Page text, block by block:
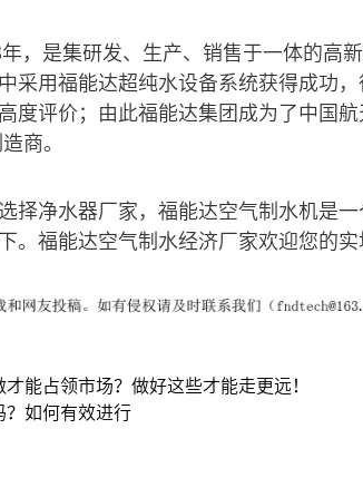
，是集研发、生产、销售于一体的
采用福能达超纯水设备系统获得成功
度评价；由此福能达集团成为了中国
商。
择净水器厂家，福能达空气制水机是
。福能达空气制水经济厂家欢迎您的
能占领市场？做好这些才能走更远！
如何有效进行